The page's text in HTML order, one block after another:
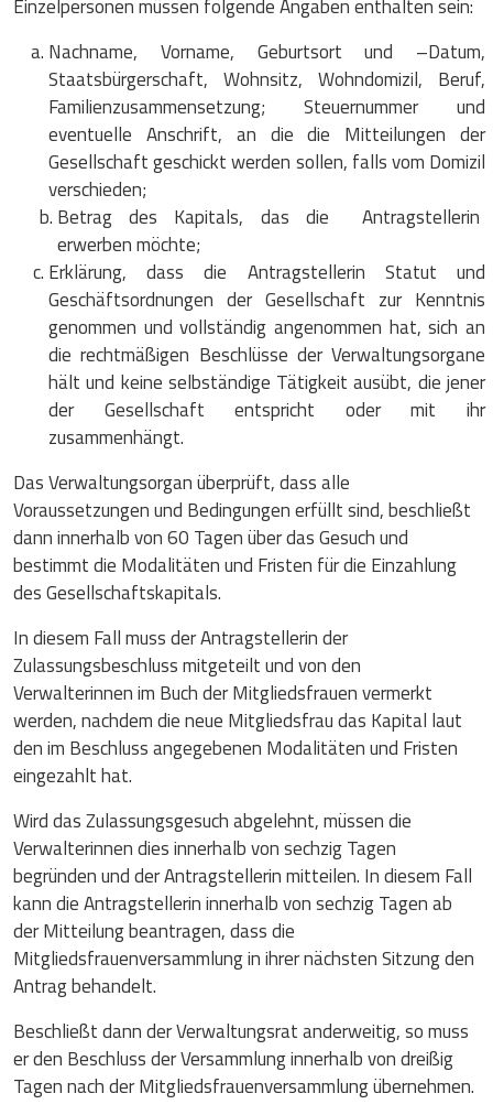
Einzelpersonen müssen folgende Angaben enthalten sein:
Nachname, Vorname, Geburtsort und –Datum,
Staatsbürgerschaft, Wohnsitz, Wohndomizil, Beruf,
Familienzusammensetzung; Steuernummer und
eventuelle Anschrift, an die die Mitteilungen der
Gesellschaft geschickt werden sollen, falls vom Domizil
verschieden;
Betrag des Kapitals, das die Antragstellerin
erwerben möchte;
Erklärung, dass die Antragstellerin Statut und
Geschäftsordnungen der Gesellschaft zur Kenntnis
genommen und vollständig angenommen hat, sich an
die rechtmäßigen Beschlüsse der Verwaltungsorgane
hält und keine selbständige Tätigkeit ausübt, die jener
der Gesellschaft entspricht oder mit ihr
zusammenhängt.
Das Verwaltungsorgan überprüft, dass alle
Voraussetzungen und Bedingungen erfüllt sind, beschließt
dann innerhalb von 60 Tagen über das Gesuch und
bestimmt die Modalitäten und Fristen für die Einzahlung
des Gesellschaftskapitals.
In diesem Fall muss der Antragstellerin der
Zulassungsbeschluss mitgeteilt und von den
Verwalterinnen im Buch der Mitgliedsfrauen vermerkt
werden, nachdem die neue Mitgliedsfrau das Kapital laut
den im Beschluss angegebenen Modalitäten und Fristen
eingezahlt hat.
Wird das Zulassungsgesuch abgelehnt, müssen die
Verwalterinnen dies innerhalb von sechzig Tagen
begründen und der Antragstellerin mitteilen. In diesem Fall
kann die Antragstellerin innerhalb von sechzig Tagen ab
der Mitteilung beantragen, dass die
Mitgliedsfrauenversammlung in ihrer nächsten Sitzung den
Antrag behandelt.
Beschließt dann der Verwaltungsrat anderweitig, so muss
er den Beschluss der Versammlung innerhalb von dreißig
Tagen nach der Mitgliedsfrauenversammlung übernehmen.